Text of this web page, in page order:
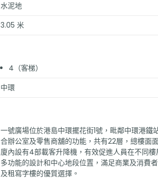
水泥地
3.05 米
4（客梯）
中環
一號廣場位於港島中環擺花街1號，毗鄰中環港鐵
合辦公室及零售商舖的功能，共有22層，總樓面
廈內設有4部載客升降機，有效促進人員在不同
多功能的設計和中心地段位置，滿足商業及消費
及租寫字樓的優質選擇。